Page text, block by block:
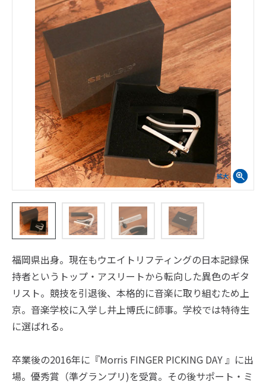
福岡県出身。現在もウエイトリフティングの日本記録保
持者というトップ・アスリートから転向した異色のギタ
リスト。競技を引退後、本格的に音楽に取り組むため上
京。音楽学校に入学し井上博氏に師事。学校では特待生
に選ばれる。
卒業後の2016年に『Morris FINGER PICKING DAY 』に出
場。優秀賞（準グランプリ)を受賞。その後サポート・ミ